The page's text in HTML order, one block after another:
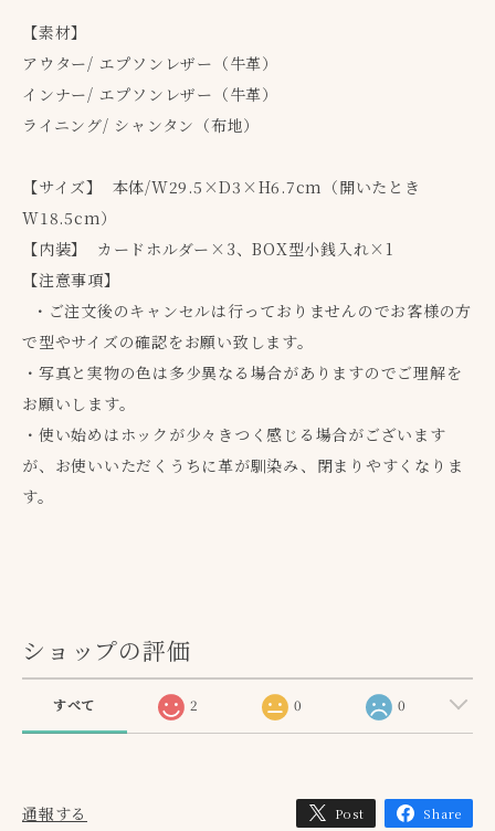
【素材】
アウター/ エプソンレザー（牛革）
インナー/ エプソンレザー（牛革）
ライニング/ シャンタン（布地）
【サイズ】 本体/W29.5×D3×H6.7cm（開いたとき
W18.5cm）
【内装】 カードホルダー×3、BOX型小銭入れ×1
【注意事項】
・ご注文後のキャンセルは行っておりませんのでお客様の方
で型やサイズの確認をお願い致します。
・写真と実物の色は多少異なる場合がありますのでご理解を
お願いします。
・使い始めはホックが少々きつく感じる場合がございます
が、お使いいただくうちに革が馴染み、閉まりやすくなりま
す。
ショップの評価
すべて 2 0 0
通報する Post Share